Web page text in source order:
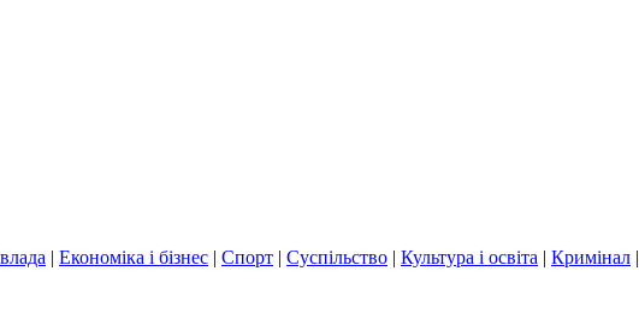
| Економіка і бізнес | Спорт | Суспільство | Культура і освіта | Кримінал |